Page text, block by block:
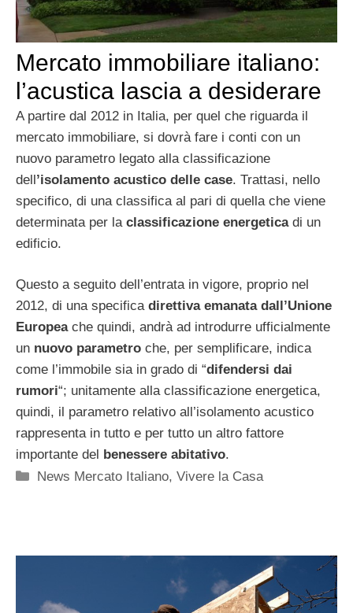
Mercato immobiliare italiano:
l’acustica lascia a desiderare
A partire dal 2012 in Italia, per quel che riguarda il
mercato immobiliare, si dovrà fare i conti con un
nuovo parametro legato alla classificazione
dell’isolamento acustico delle case. Trattasi, nello
specifico, di una classifica al pari di quella che viene
determinata per la classificazione energeticadi un
edificio.
Questo a seguito dell’entrata in vigore, proprio nel
2012, di una specifica direttiva emanata dall’Unione
Europeache quindi, andrà ad introdurre ufficialmente
un nuovo parametro che, per semplificare, indica
come l’immobile sia in grado di “difendersi dai
rumori“; unitamente alla classificazione energetica,
quindi, il parametro relativo all’isolamento acustico
rappresenta in tutto e per tutto un altro fattore
importante del
benessere abitativo.
Categorie
News Mercato Italiano,Vivere la Casa